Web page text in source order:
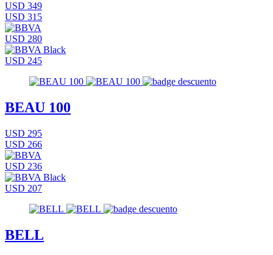
USD 349
USD 315
USD 280
USD 245
BEAU 100
USD 295
USD 266
USD 236
USD 207
BELL